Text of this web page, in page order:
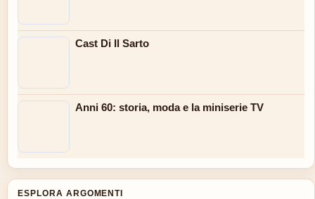
Cast Di Il Sarto
Anni 60: storia, moda e la miniserie TV
ESPLORA ARGOMENTI